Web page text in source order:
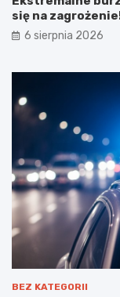
się na
6 sierpnia 2026
BEZ KATEGORII